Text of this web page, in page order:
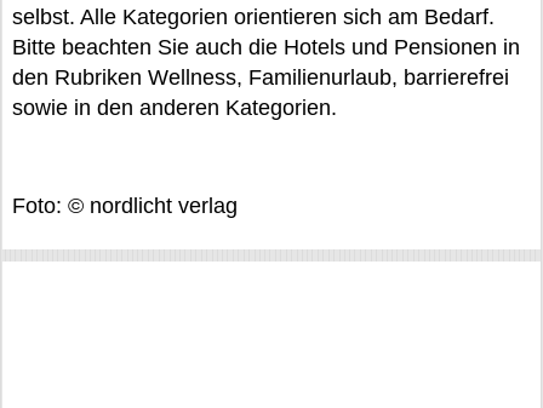
selbst. Alle Kategorien orientieren sich am Bedarf.
Bitte beachten Sie auch die Hotels und Pensionen in
den Rubriken Wellness, Familienurlaub, barrierefrei
sowie in den anderen Kategorien.
Foto: © nordlicht verlag